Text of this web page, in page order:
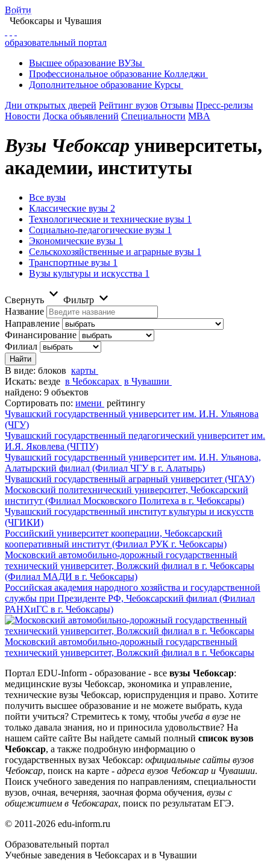
Войти
Чебоксары и Чувашия
образовательный портал
Высшее образование ВУЗы
Профессиональное образование Колледжи
Дополнительное образование Курсы
Дни открытых дверей Рейтинг вузов Отзывы Пресс-релизы
Новости Доска объявлений Специальности MBA
Вузы Чебоксар университеты,
академии, институты
Главная
Все вузы
Классические вузы 2
Технологические и технические вузы 1
Социально-педагогические вузы 1
Экономические вузы 1
Сельскохозяйственные и аграрные вузы 1
Транспортные вузы 1
Вузы культуры и искусства 1
Свернуть
Фильтр
Название
Направление
Финансирование
Филиал
В виде: блоков карты
Искать: везде в Чебоксарах в Чувашии
найдено: 9 объектов
Сортировать по: имени рейтингу
Чувашский государственный университет им. И.Н. Ульянова
(ЧГУ)
Чувашский государственный педагогический университет им.
И.Я. Яковлева (ЧГПУ)
Чувашский государственный университет им. И.Н. Ульянова,
Алатырский филиал (Филиал ЧГУ в г. Алатырь)
Чувашский государственный аграрный университет (ЧГАУ)
Московский политехнический университет, Чебоксарский
институт (Филиал Московского Политеха в г. Чебоксары)
Чувашский государственный институт культуры и искусств
(ЧГИКИ)
Российский университет кооперации, Чебоксарский
кооперативный институт (Филиал РУК г. Чебоксары)
Московский автомобильно-дорожный государственный
технический университет, Волжский филиал в г. Чебоксары
(Филиал МАДИ в г. Чебоксары)
Российская академия народного хозяйства и государственной
службы при Президенте РФ, Чебоксарский филиал (Филиал
РАНХиГС в г. Чебоксары)
Московский автомобильно-дорожный государственный
технический университет, Волжский филиал в г. Чебоксары
Портал EDU-Inform - образование - все вузы Чебоксар:
медицинские вузы Чебоксар, экономика и управление,
технические вузы Чебоксар, юриспруденция и право. Хотите
получить высшее образование и не можете выбрать, куда
пойти учиться? Стремитесь к тому, чтобы учеба в вузе не
только давала знания, но и приносила удовольствие? На
нашем сайте сайте Вы найдете самый полный список вузов
Чебоксар, а также подробную информацию о
государственных вузах Чебоксар: официальные сайты вузов
Чебоксар, поиск на карте - адреса вузов Чебоксар и Чувашии.
Поиск учебного заведения по направлениям, специальности
вузов, очная, вечерняя, заочная форма обучения, вузы с
общежитием в Чебоксарах, поиск по результатам ЕГЭ.
© 2011-2026 edu-inform.ru
Образовательный портал
Учебные заведения в Чебоксарах и в Чувашии